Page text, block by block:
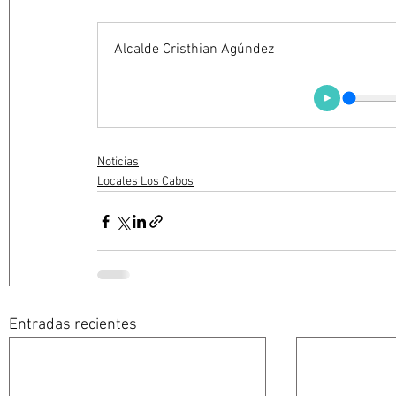
Alcalde Cristhian Agúndez
Noticias
Locales Los Cabos
Entradas recientes